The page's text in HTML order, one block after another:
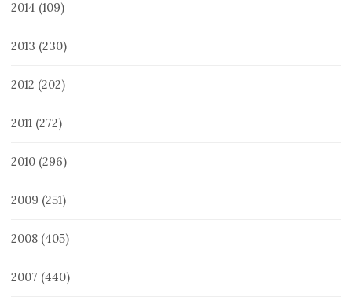
2014 (109)
2013 (230)
2012 (202)
2011 (272)
2010 (296)
2009 (251)
2008 (405)
2007 (440)